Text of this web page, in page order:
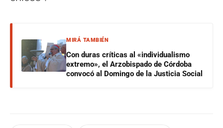
MIRÁ TAMBIÉN
Con duras críticas al «individualismo
extremo», el Arzobispado de Córdoba
convocó al Domingo de la Justicia Social